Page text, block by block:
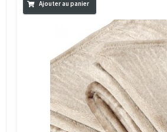
Ajouter au panier